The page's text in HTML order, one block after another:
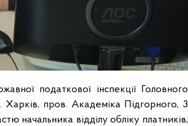
податкової інспекції Головного
пров. Академіка Підгорного, 3
начальника відділу обліку платників,